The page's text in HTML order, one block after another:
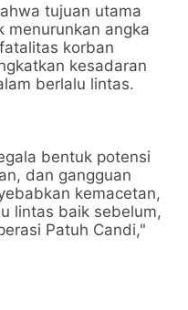
tujuan utama
menurunkan angka
korban
kesadaran
berlalu lintas.
bentuk potensi
dan gangguan
kemacetan,
lintas baik sebelum,
Patuh Candi,"